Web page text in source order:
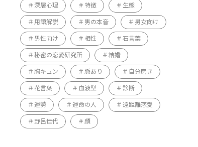
深層心理 特徴 生態
用語解説 男の本音 男女向け
男性向け 相性 石言葉
秘密の恋愛研究所 結婚
胸キュン 脈あり 自分磨き
花言葉 血液型 診断
運勢 運命の人 遠距離恋愛
野呂佳代 顔